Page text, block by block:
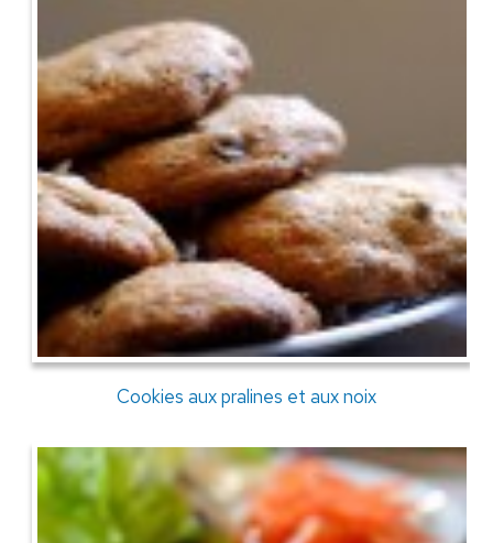
Cookies aux pralines et aux noix